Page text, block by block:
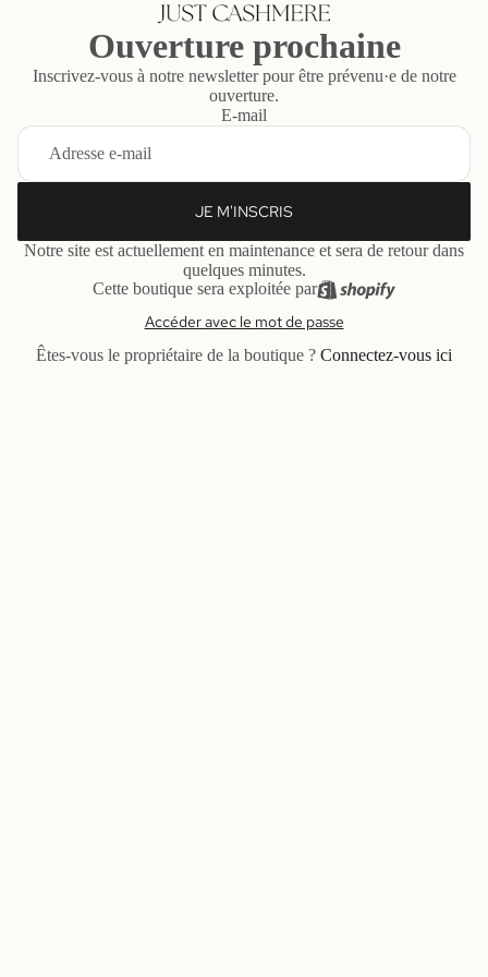
Ouverture prochaine
Inscrivez-vous à notre newsletter pour être prévenu·e de notre
ouverture.
E-mail
JE M'INSCRIS
Notre site est actuellement en maintenance et sera de retour dans
quelques minutes.
Cette boutique sera exploitée par
Accéder avec le mot de passe
Êtes-vous le propriétaire de la boutique ? Connectez-vous ici